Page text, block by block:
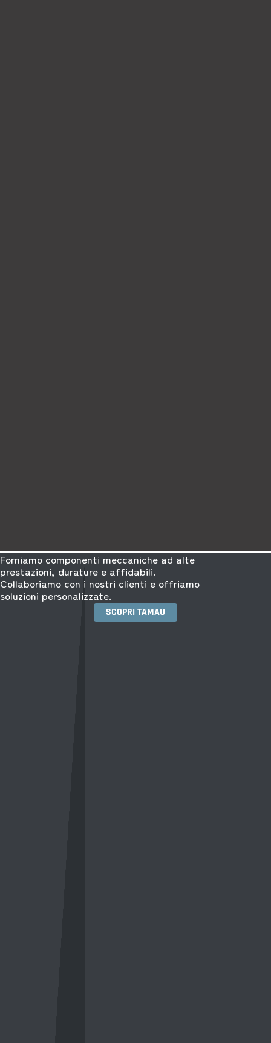
Forniamo componenti meccaniche ad alte
prestazioni, durature e affidabili.
Collaboriamo con i nostri clienti e offriamo
soluzioni personalizzate.
SCOPRI TAMAU